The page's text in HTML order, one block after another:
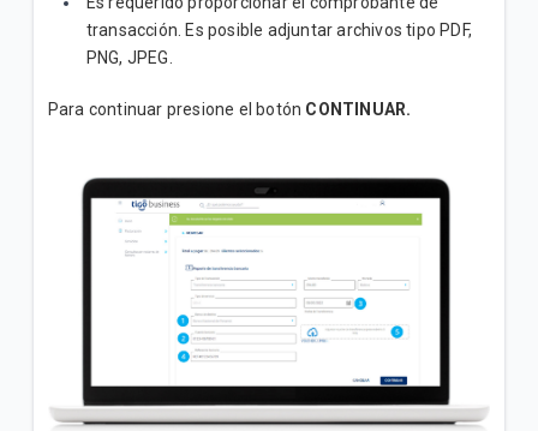
transacción. Es posible adjuntar archivos tipo PDF,
PNG, JPEG.
Para continuar presione el botón CONTINUAR.